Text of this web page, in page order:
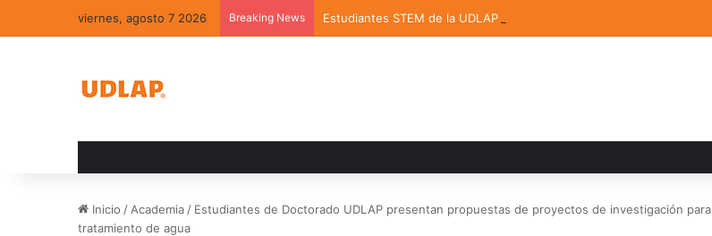
viernes, agosto 7 2026 Breaking News Estudiantes STEM de la UDLAP destacan en el MUTVI 2026
Inicio / Academia / Estudiantes de Doctorado UDLAP presentan propuestas de proyectos de investigación para
tratamiento de agua